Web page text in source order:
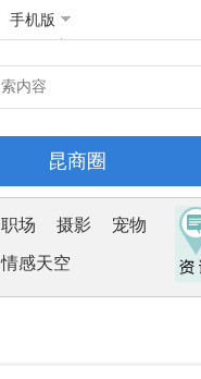
手机版
昆商圈
职场 摄影 宠物
情感天空